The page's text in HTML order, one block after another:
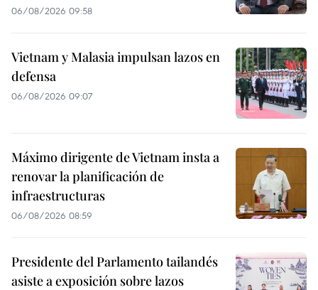
06/08/2026 09:58
Vietnam y Malasia impulsan lazos en
defensa
06/08/2026 09:07
Máximo dirigente de Vietnam insta a
renovar la planificación de
infraestructuras
06/08/2026 08:59
Presidente del Parlamento tailandés
asiste a exposición sobre lazos